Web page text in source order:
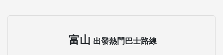
富山 出發熱門巴士路線